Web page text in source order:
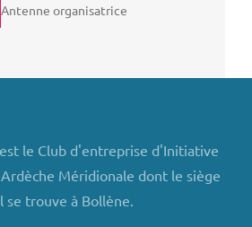
Antenne organisatrice
le Club d'entreprise d'Initiative
Méridionale dont le siège
se trouve à Bollène.